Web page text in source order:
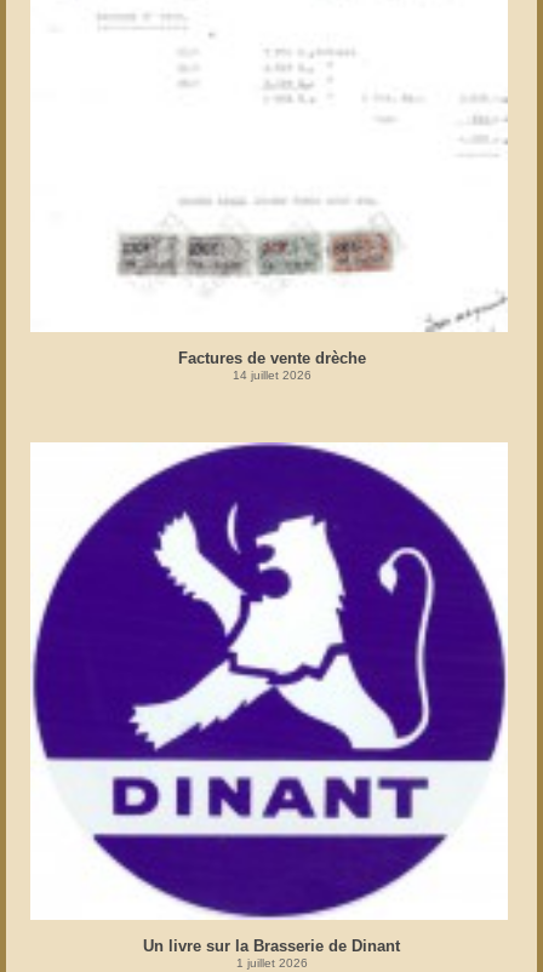
Factures de vente drèche
14 juillet 2026
Un livre sur la Brasserie de Dinant
1 juillet 2026